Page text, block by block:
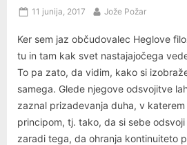
Posted
11 junija, 2017 By
Jože Požar
Ker sem jaz občudovalec Heglove
tu in tam kak svet nastajajočega
To pa zato, da vidim, kako si
samega. Glede njegove odsvojitve
zaznal prizadevanja duha, v
principom, tj. tako, da si sebe
zaradi tega, da ohranja kontinuiteto